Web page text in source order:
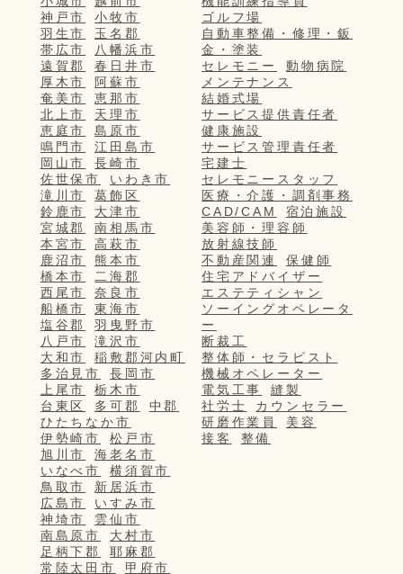
神戸市
小牧市
羽生市
玉名郡
帯広市
八幡浜市
遠賀郡
春日井市
厚木市
阿蘇市
奄美市
恵那市
北上市
天理市
恵庭市
島原市
鳴門市
江田島市
岡山市
長崎市
佐世保市
いわき市
滝川市
葛飾区
鈴鹿市
大津市
宮城郡
南相馬市
本宮市
高萩市
鹿沼市
熊本市
橋本市
二海郡
西尾市
奈良市
船橋市
東海市
塩谷郡
羽曳野市
八戸市
滝沢市
大和市
稲敷郡河内町
多治見市
長岡市
上尾市
栃木市
台東区
多可郡
中郡
ひたちなか市
伊勢崎市
松戸市
旭川市
海老名市
いなべ市
横須賀市
鳥取市
新居浜市
広島市
いすみ市
神埼市
雲仙市
南島原市
大村市
足柄下郡
耶麻郡
常陸太田市
甲府市
ゴルフ場
自動車整備・修理・鈑
金・塗装
セレモニー
動物病院
メンテナンス
結婚式場
サービス提供責任者
健康施設
サービス管理責任者
宅建士
セレモニースタッフ
医療・介護・調剤事務
CAD/CAM
宿泊施設
美容師・理容師
放射線技師
不動産関連
保健師
住宅アドバイザー
エステティシャン
ソーイングオペレータ
ー
断裁工
整体師・セラピスト
機械オペレーター
電気工事
縫製
社労士
カウンセラー
研磨作業員
美容
接客
整備